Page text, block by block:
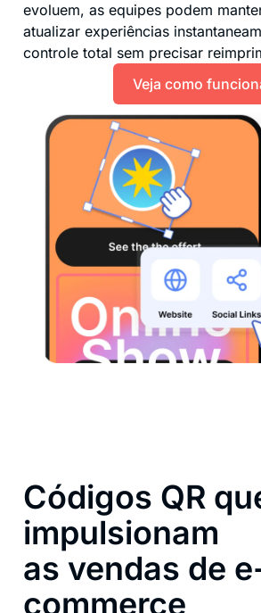
evoluem, as equipes podem
atualizar experiências
controle total sem precisar
Veja como
Códigos QR
impulsionam
as vendas de
commerce